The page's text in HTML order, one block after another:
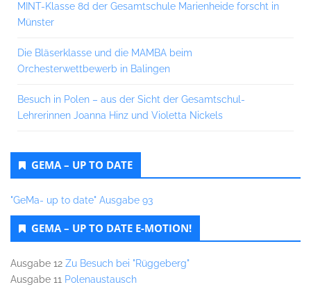
MINT-Klasse 8d der Gesamtschule Marienheide forscht in
Münster
Die Bläserklasse und die MAMBA beim
Orchesterwettbewerb in Balingen
Besuch in Polen – aus der Sicht der Gesamtschul-
Lehrerinnen Joanna Hinz und Violetta Nickels
GEMA – UP TO DATE
"GeMa- up to date" Ausgabe 93
GEMA – UP TO DATE E-MOTION!
Ausgabe 12 Zu Besuch bei "Rüggeberg"
Ausgabe 11 Polenaustausch